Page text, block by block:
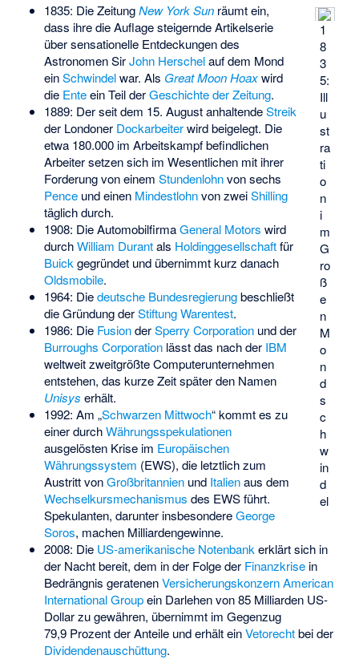
1
8
3
5:
Ill
u
st
ra
ti
o
n
i
m
G
ro
ß
e
n
M
o
n
d
s
c
h
w
in
d
el
1835: Die ZeitungNew York Sunräumt ein,
dass ihre die Auflage steigernde Artikelserie
über sensationelle Entdeckungen des
Astronomen SirJohn Herschelauf dem Mond
einSchwindelwar. Als Great Moon Hoaxwird
die Enteein Teil derGeschichte der Zeitung.
1889: Der seit dem 15. August anhaltendeStreik
der Londoner Dockarbeiterwird beigelegt. Die
etwa 180.000 im Arbeitskampf befindlichen
Arbeiter setzen sich im Wesentlichen mit ihrer
Forderung von einem Stundenlohnvon sechs
Penceund einen Mindestlohnvon zweiShilling
täglich durch.
1908: Die AutomobilfirmaGeneral Motors wird
durchWilliam Durantals Holdinggesellschaftfür
Buick gegründet und übernimmt kurz danach
Oldsmobile.
1964: Diedeutsche Bundesregierungbeschließt
die Gründung derStiftung Warentest.
1986: Die FusionderSperry Corporationund der
Burroughs Corporationlässt das nach der IBM
weltweit zweitgrößte Computerunternehmen
entstehen, das kurze Zeit später den Namen
Unisys erhält.
1992: Am „Schwarzen Mittwoch“ kommt es zu
einer durchWährungsspekulationen
ausgelösten Krise im Europäischen
Währungssystem (EWS), die letztlich zum
Austritt vonGroßbritannienund Italienaus dem
Wechselkursmechanismus des EWS führt.
Spekulanten, darunter insbesondereGeorge
Soros, machen Milliardengewinne.
2008: Die US-amerikanische Notenbank erklärt sich in
der Nacht bereit, dem in der Folge der Finanzkrisein
Bedrängnis geratenenVersicherungskonzern American
International Groupein Darlehen von 85 Milliarden US-
Dollar zu gewähren, übernimmt im Gegenzug
79,9 Prozent der Anteile und erhält einVetorechtbei der
Dividendenauschüttung.